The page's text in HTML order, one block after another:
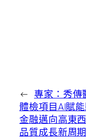
← 專家：秀傳
體檢項目AI賦
金融邁向高東
品質成長新周期